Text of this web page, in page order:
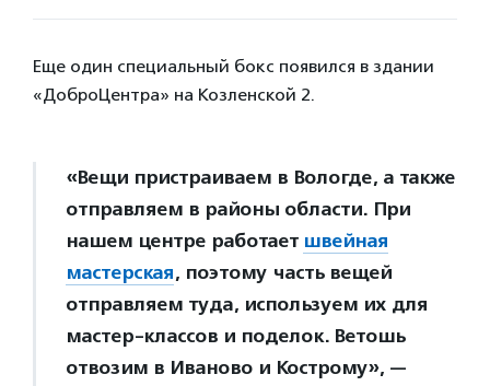
Еще один специальный бокс появился в здании
«ДоброЦентра» на Козленской 2.
«Вещи пристраиваем в Вологде, а также
отправляем в районы области. При
нашем центре работает швейная
мастерская, поэтому часть вещей
отправляем туда, используем их для
мастер-классов и поделок. Ветошь
отвозим в Иваново и Кострому», —